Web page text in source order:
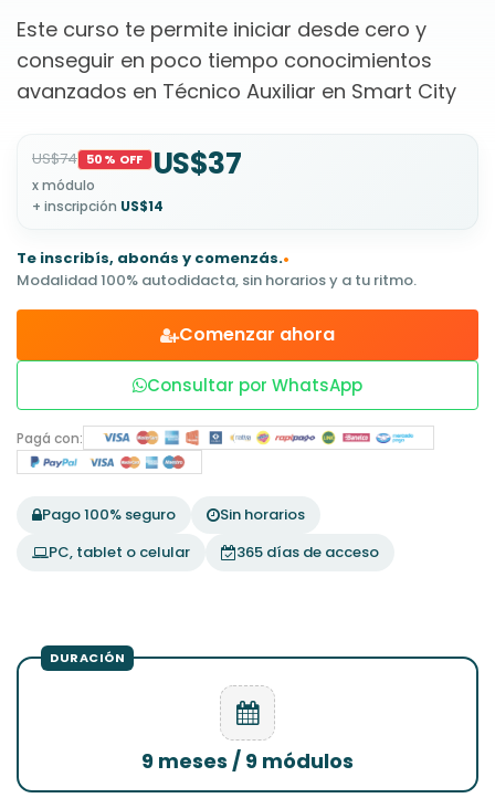
Este curso te permite iniciar desde cero y
conseguir en poco tiempo conocimientos
avanzados en Técnico Auxiliar en Smart City
US$74 50% OFF US$37
x módulo
+ inscripción US$14
Te inscribís, abonás y comenzás.•
Modalidad 100% autodidacta, sin horarios y a tu ritmo.
Comenzar ahora
Consultar por WhatsApp
Pagá con:
Pago 100% seguro
Sin horarios
PC, tablet o celular
365 días de acceso
9 meses / 9 módulos